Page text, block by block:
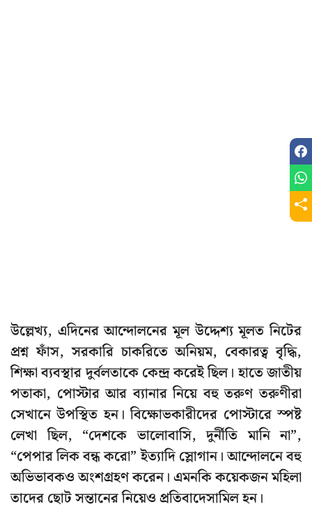
উল্লেখ্য, এদিনের আন্দোলনের মূল উদ্দেশ্য মূলত নিটের
প্রশ্ন ফাঁস, সরকারি চাকরিতে অনিয়ম, বেকারত্ব বৃদ্ধি,
শিক্ষা ব্যবস্থার দুর্বলতাকে কেন্দ্র করেই ছিল। হাতে জাতীয়
পতাকা, পোস্টার আর ব্যানার নিয়ে বহু তরুণ তরুণীরা
সেখানে উপস্থিত হন। বিক্ষোভকারীদের পোস্টারে স্পষ্ট
লেখা ছিল, “দেশকে ভালোবাসি, দুর্নীতি মানি না”,
“পেপার লিক বন্ধ করো” ইত্যাদি স্লোগান। আন্দোলনে বহু
অভিভাবকও অংশগ্রহণ করেন। এমনকি কয়েকজন মহিলা
তাদের ছোট সন্তানের নিয়েও প্রতিবাদেসামিল হন।